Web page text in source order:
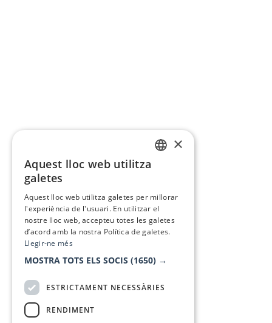
×
Aquest lloc web utilitza
galetes
Aquest lloc web utilitza galetes per millorar
l'experiència de l'usuari. En utilitzar el
nostre lloc web, accepteu totes les galetes
d’acord amb la nostra Política de galetes.
Llegir-ne més
MOSTRA TOTS ELS SOCIS (1650) →
ESTRICTAMENT NECESSÀRIES
RENDIMENT